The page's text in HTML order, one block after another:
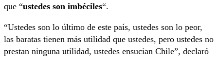
que “ustedes son imbéciles“.
“Ustedes son lo último de este país, ustedes son lo peor,
las baratas tienen más utilidad que ustedes, pero ustedes no
prestan ninguna utilidad, ustedes ensucian Chile”, declaró